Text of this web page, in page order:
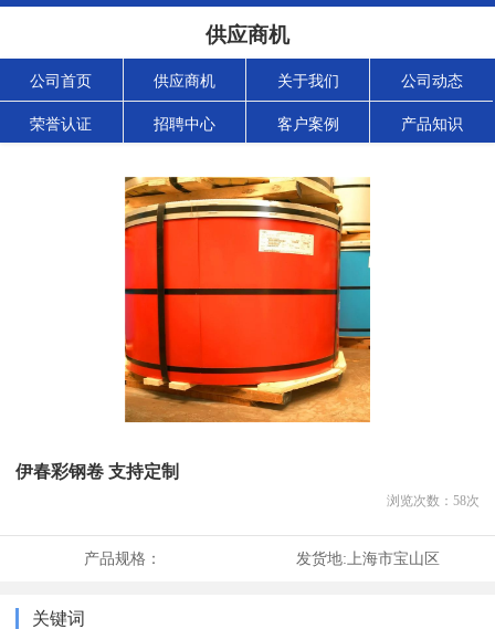
供应商机
公司首页 供应商机 关于我们 公司动态
荣誉认证 招聘中心 客户案例 产品知识
伊春彩钢卷 支持定制
浏览次数： 58次
产品规格： 发货地: 上海市宝山区
关键词